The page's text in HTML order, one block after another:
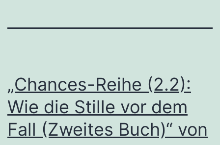
„Chances-Reihe (2.2):
Wie die Stille vor dem
Fall (Zweites Buch)“ von